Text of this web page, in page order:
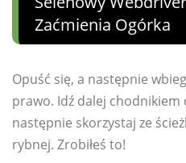
Zaćmienia Ogórka
Opuść się, a następnie
prawo. Idź dalej chodnikiem
następnie skorzystaj ze
rybnej. Zrobiłeś to!